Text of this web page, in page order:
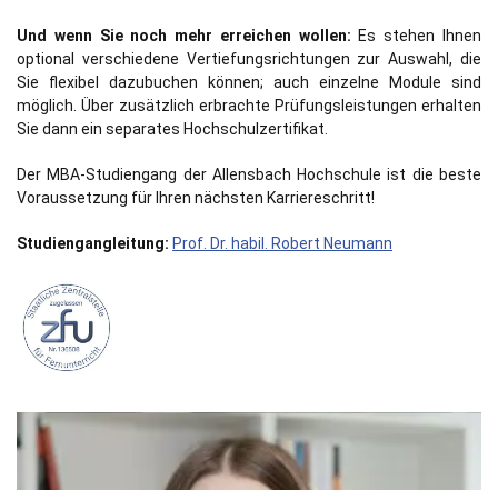
Und wenn Sie noch mehr erreichen wollen: Es stehen Ihnen
optional verschiedene Vertiefungsrichtungen zur Auswahl, die
Sie flexibel dazubuchen können; auch einzelne Module sind
möglich. Über zusätzlich erbrachte Prüfungsleistungen erhalten
Sie dann ein separates Hochschulzertifikat.
Der MBA-Studiengang der Allensbach Hochschule ist die beste
Voraussetzung für Ihren nächsten Karriereschritt!
Studiengangleitung: Prof. Dr. habil. Robert Neumann